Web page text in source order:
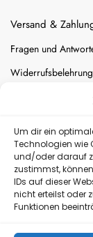
Um dir ein
Technologien wie
und/oder darauf
zustimmst,
IDs auf dieser
nicht erteilst oder
Funktionen
Versand &
Fragen und
Batterien-
Versand
Kostenloser